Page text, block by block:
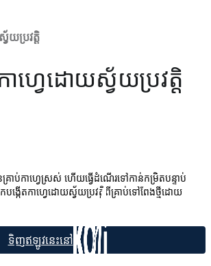
យប្រវត្តិ
ហ្វេដោយស្វ័យប្រវត្តិ
រាប់កាហ្វេស្រស់ ហើយធ្វើដំណើរទៅកាន់កម្រិតបន្ទាប់
ង្កើតកាហ្វេដោយស្វ័យប្រវត្តិពីគ្រាប់ទៅពែងថ្មីដោយ